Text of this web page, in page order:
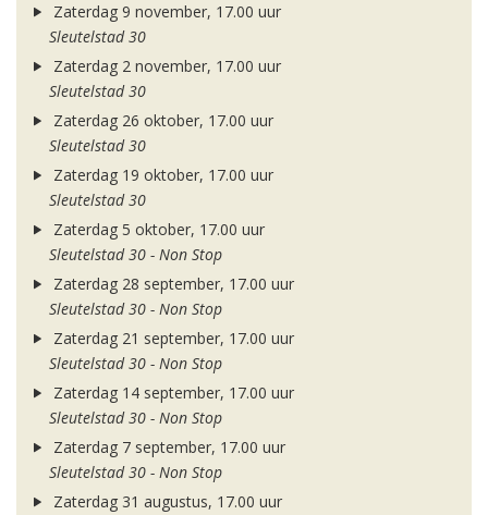
Zaterdag 9 november, 17.00 uur
Sleutelstad 30
Zaterdag 2 november, 17.00 uur
Sleutelstad 30
Zaterdag 26 oktober, 17.00 uur
Sleutelstad 30
Zaterdag 19 oktober, 17.00 uur
Sleutelstad 30
Zaterdag 5 oktober, 17.00 uur
Sleutelstad 30 - Non Stop
Zaterdag 28 september, 17.00 uur
Sleutelstad 30 - Non Stop
Zaterdag 21 september, 17.00 uur
Sleutelstad 30 - Non Stop
Zaterdag 14 september, 17.00 uur
Sleutelstad 30 - Non Stop
Zaterdag 7 september, 17.00 uur
Sleutelstad 30 - Non Stop
Zaterdag 31 augustus, 17.00 uur